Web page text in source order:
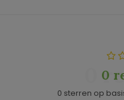
0
0
0 sterren op